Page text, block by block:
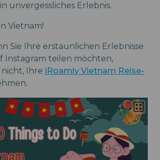
unvergessliches Erlebnis.
Vietnam!
Sie Ihre erstaunlichen Erlebnisse
Instagram teilen möchten,
nicht, Ihre iRoamly Vietnam Reise-